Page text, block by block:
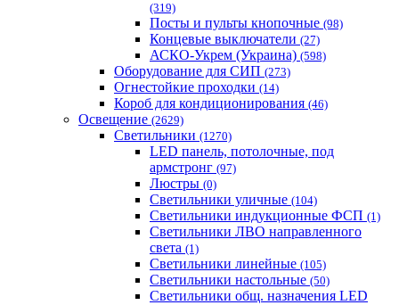
(319)
Посты и пульты кнопочные (98)
Концевые выключатели (27)
АСКО-Укрем (Украина) (598)
Оборудование для СИП (273)
Огнестойкие проходки (14)
Короб для кондиционирования (46)
Освещение (2629)
Светильники (1270)
LED панель, потолочные, под
армстронг (97)
Люстры (0)
Светильники уличные (104)
Светильники индукционные ФСП (1)
Светильники ЛВО направленного
света (1)
Светильники линейные (105)
Светильники настольные (50)
Светильники общ. назначения LED